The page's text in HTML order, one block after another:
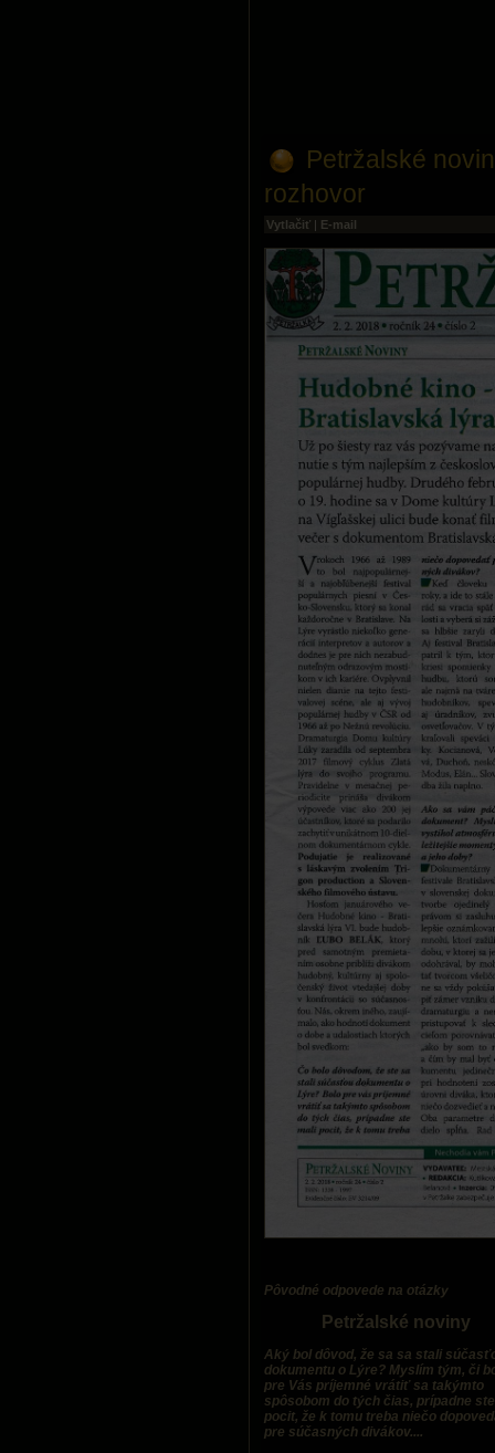
Petržalské
rozhovor
Vytlačiť | E-mail
Pôvodné odpovede na otázky
Petržalské noviny
Aký bol dôvod, že sa sa stali
dokumentu o Lýre? Myslím tým, či
pre Vás príjemné vrátiť sa takýmto
spôsobom do tých čias, prípadne
pocit, že k tomu treba niečo
pre súčasných divákov....